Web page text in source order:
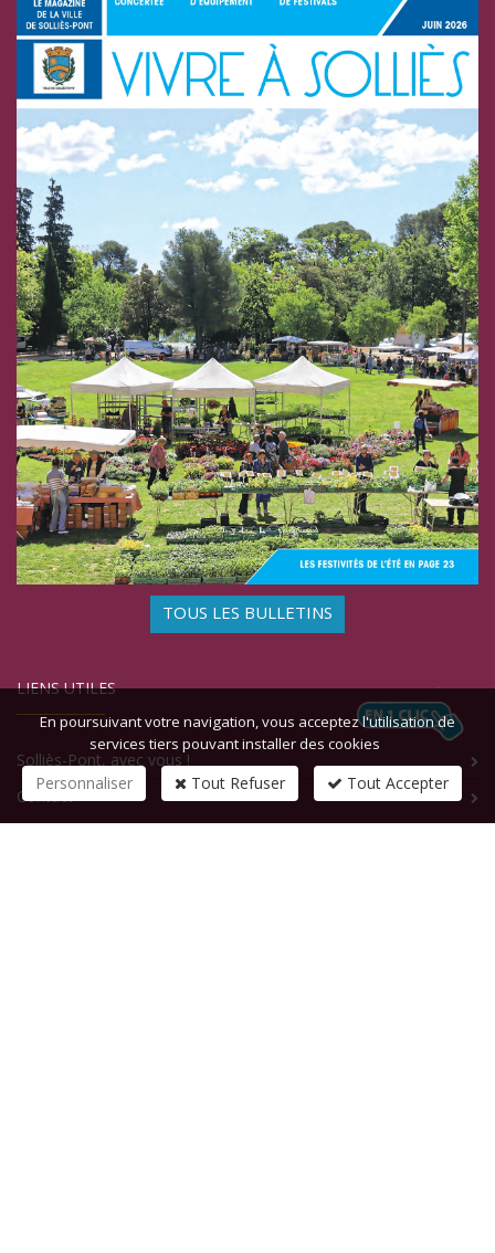
TOUS LES BULLETINS
LIENS UTILES
Solliès-Pont, avec vous !
Contact
En poursuivant votre navigation, vous acceptez l'utilisation de
services tiers pouvant installer des cookies
Personnaliser Tout Refuser Tout Accepter